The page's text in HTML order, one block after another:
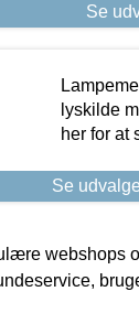
Se
lyskilde
her for at
Se
webshops